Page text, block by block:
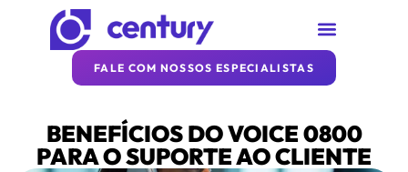
FALE COM NOSSOS ESPECIALISTAS
BENEFÍCIOS DO VOICE 0800
PARA O SUPORTE AO CLIENTE